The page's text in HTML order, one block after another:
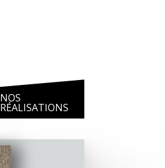
NOS
RÉALISATIONS